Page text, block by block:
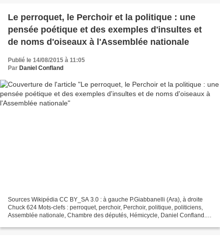
Le perroquet, le Perchoir et la politique : une
pensée poétique et des exemples d'insultes et
de noms d'oiseaux à l'Assemblée nationale
Publié le 14/08/2015 à 11:05
Par Daniel Confland
Sources Wikipédia CC BY_SA 3.0 : à gauche P.Giabbanelli (Ara), à droite
Chuck 624 Mots-clefs : perroquet, perchoir, Perchoir, politique, politiciens,
Assemblée nationale, Chambre des députés, Hémicycle, Daniel Confland.